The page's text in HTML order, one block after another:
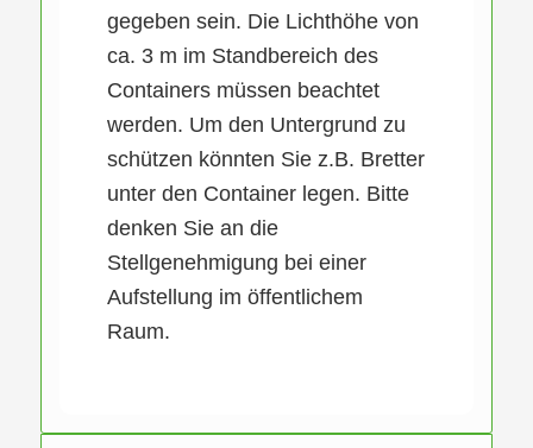
gegeben sein. Die Lichthöhe von
ca. 3 m im Standbereich des
Containers müssen beachtet
werden. Um den Untergrund zu
schützen könnten Sie z.B. Bretter
unter den Container legen. Bitte
denken Sie an die
Stellgenehmigung bei einer
Aufstellung im öffentlichem
Raum.